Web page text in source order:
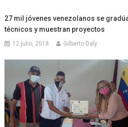
27 mil jóvenes venezolanos se
técnicos y muestran proyectos
12 julio, 2018 Gilberto Daly